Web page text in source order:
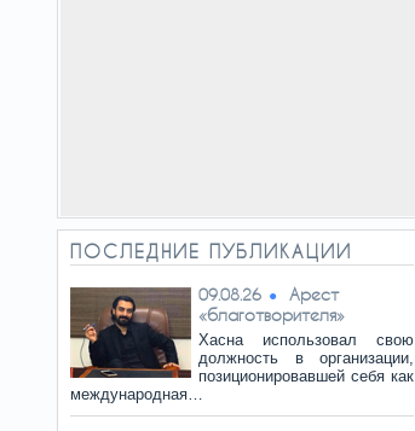
ПОСЛЕДНИЕ ПУБЛИКАЦИИ
09.08.26
Арест
«благотворителя»
Хасна использовал свою
должность в организации,
позиционировавшей себя как
международная…